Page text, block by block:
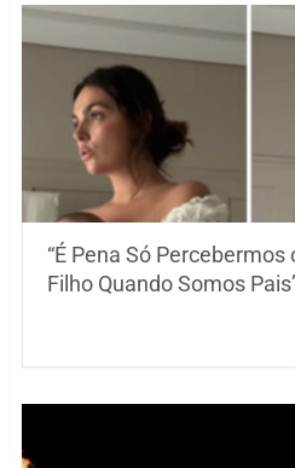
“É Pena Só Percebermos
Filho Quando Somos